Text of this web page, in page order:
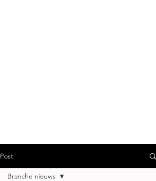
Post
Branche nieuws